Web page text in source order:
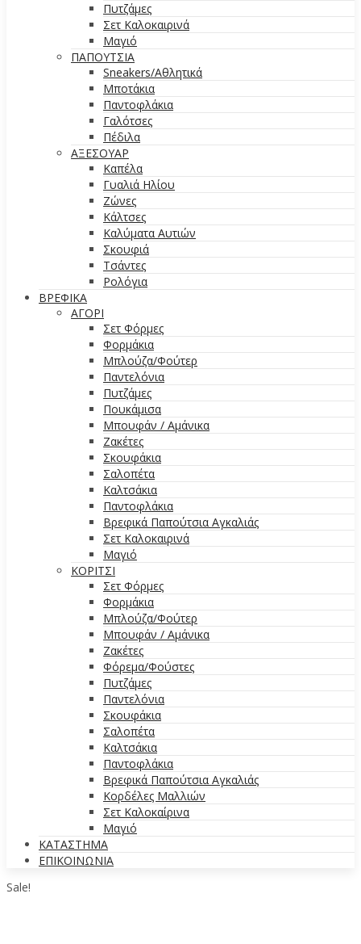
Πυτζάμες
Σετ Καλοκαιρινά
Μαγιό
ΠΑΠΟΥΤΣΙΑ
Sneakers/Αθλητικά
Μποτάκια
Παντοφλάκια
Γαλότσες
Πέδιλα
ΑΞΕΣΟΥΑΡ
Καπέλα
Γυαλιά Ηλίου
Ζώνες
Κάλτσες
Καλύματα Αυτιών
Σκουφιά
Τσάντες
Ρολόγια
ΒΡΕΦΙΚΑ
ΑΓΟΡΙ
Σετ Φόρμες
Φορμάκια
Μπλούζα/Φούτερ
Παντελόνια
Πυτζάμες
Πουκάμισα
Μπουφάν / Αμάνικα
Ζακέτες
Σκουφάκια
Σαλοπέτα
Καλτσάκια
Παντοφλάκια
Βρεφικά Παπούτσια Αγκαλιάς
Σετ Καλοκαιρινά
Μαγιό
ΚΟΡΙΤΣΙ
Σετ Φόρμες
Φορμάκια
Μπλούζα/Φούτερ
Μπουφάν / Αμάνικα
Ζακέτες
Φόρεμα/Φούστες
Πυτζάμες
Παντελόνια
Σκουφάκια
Σαλοπέτα
Καλτσάκια
Παντοφλάκια
Βρεφικά Παπούτσια Αγκαλιάς
Κορδέλες Μαλλιών
Σετ Καλοκαίρινα
Μαγιό
ΚΑΤΑΣΤΗΜΑ
ΕΠΙΚΟΙΝΩΝΙΑ
Sale!